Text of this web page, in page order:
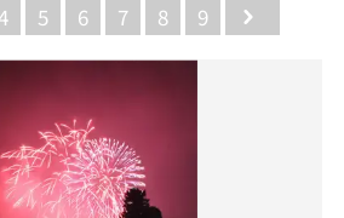
5 6 7 8 9